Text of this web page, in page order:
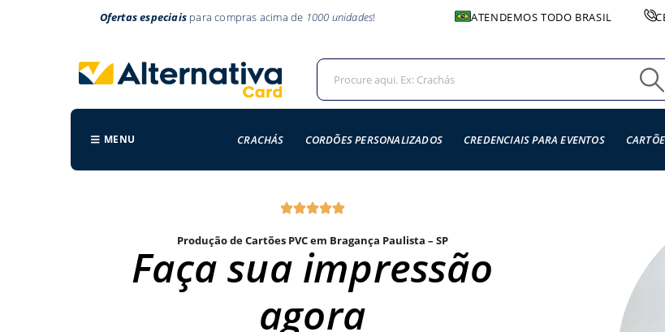
Ofertas especiaispara compras acima de 1000 unidades! ATENDEMOS TODO BRASIL
MENU CRACHÁS CORDÕES PERSONALIZADOS CREDENCIAIS PARA EVENTOS
Produção de Cartões PVC em Bragança Paulista – SP
Faça sua impressão
agora